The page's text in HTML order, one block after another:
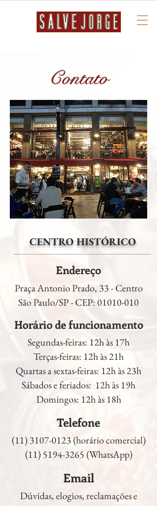
Contato
CENTRO HISTÓRICO
Endereço
Praça Antonio Prado, 33 - Centro
São Paulo/SP - CEP: 01010-010
Horário de funcionamento
Segundas-feiras: 12h às 17h
Terças-feiras: 12h às 21h
Quartas a sextas-feiras: 12h às 23h
Sábados e feriados: 12h às 19h
Domingos: 12h às 18h
Telefone
(11) 3107-0123(horário comercial)
(11) 5194-3265 (WhatsApp)
Email
Dúvidas, elogios, reclamações e